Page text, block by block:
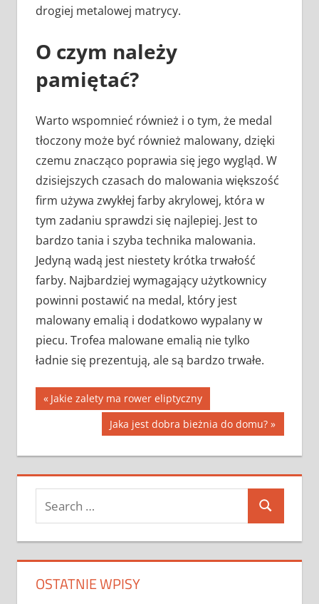
drogiej metalowej matrycy.
O czym należy
pamiętać?
Warto wspomnieć również i o tym, że medal
tłoczony może być również malowany, dzięki
czemu znacząco poprawia się jego wygląd. W
dzisiejszych czasach do malowania większość
firm używa zwykłej farby akrylowej, która w
tym zadaniu sprawdzi się najlepiej. Jest to
bardzo tania i szyba technika malowania.
Jedyną wadą jest niestety krótka trwałość
farby. Najbardziej wymagający użytkownicy
powinni postawić na medal, który jest
malowany emalią i dodatkowo wypalany w
piecu. Trofea malowane emalią nie tylko
ładnie się prezentują, ale są bardzo trwałe.
Nawigacja
Previous
Jakie zalety ma rower eliptyczny
Next
Post:
Jaka jest dobra bieżnia do domu?
Search
for:
Search
OSTATNIE WPISY